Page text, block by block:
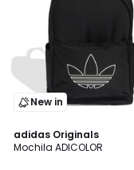
New in
adidas Originals
Mochila ADICOLOR